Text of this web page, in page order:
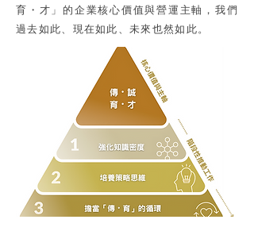
育・才」的企業核心價值與營運主軸，我們
過去如此、現在如此、未來也然如此。